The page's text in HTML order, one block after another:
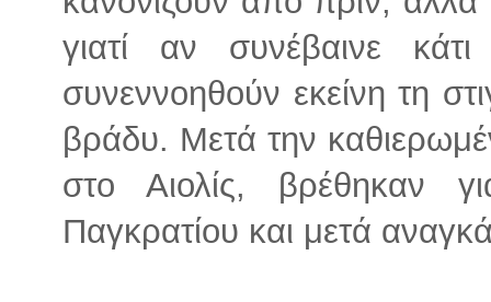
γιατί αν συνέβαινε
συνεννοηθούν εκείνη τη
βράδυ. Μετά την
στο Αιολίς, βρέθηκαν
Παγκρατίου και μετά